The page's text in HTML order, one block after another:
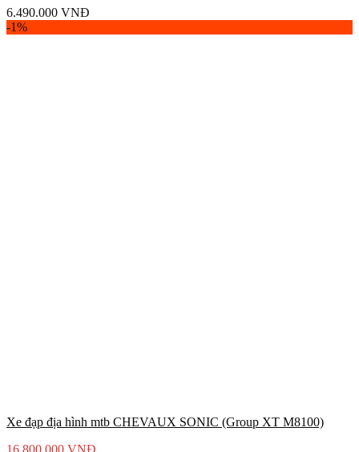
6.490.000 VNĐ
-1%
Xe đạp địa hình mtb CHEVAUX SONIC (Group XT M8100)
16.800.000 VNĐ